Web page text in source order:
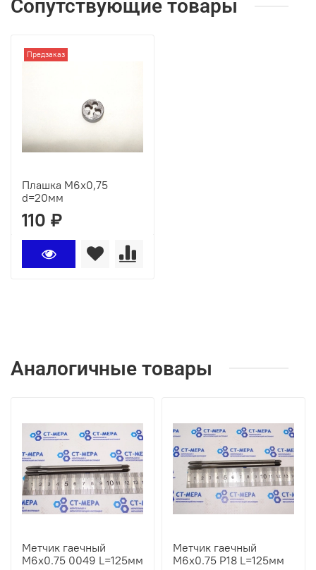
Сопутствующие товары
Предзаказ
Плашка М6х0,75
d=20мм
110 ₽
Аналогичные товары
Метчик гаечный
М6х0.75 0049 L=125мм
Метчик гаечный
М6х0.75 Р18 L=125мм